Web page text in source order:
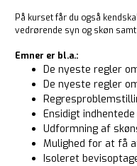
På kurset får du også
vedrørende syn og skøn
Emner er bl.a.:
De nyeste regler
De nyeste regler
Ensidigt
Udformning af
Mulighed for at få
Isoleret